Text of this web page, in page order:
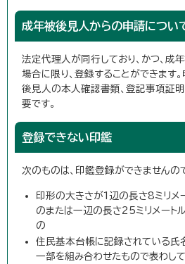
成年被後見人からの申請につい
法定代理人が同行しており、かつ、成
場合に限り、登録することができます
後見人の本人確認書類、登記事項証明
要です。
登録できない印鑑
次のものは、印鑑登録ができませんの
印形の大きさが1辺の長さ8ミリメ
のまたは一辺の長さ25ミリメート
の
住民基本台帳に記録されている氏
一部を組み合わせたもので表わし